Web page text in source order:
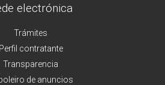
electrónica
Trámites
Perfil contratante
Transparencia
de anuncios